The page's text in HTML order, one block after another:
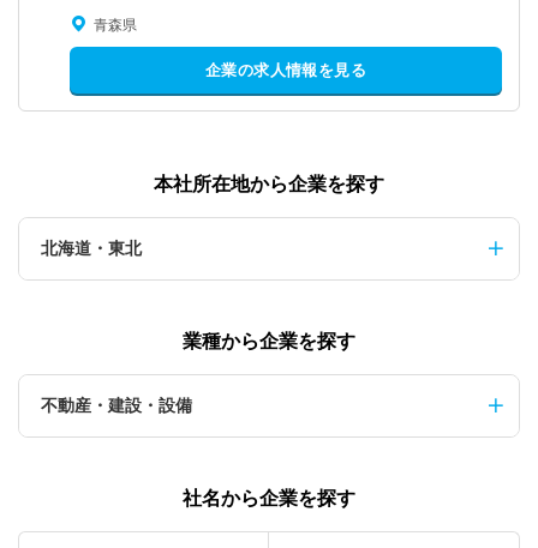
青森県
企業の求人情報を見る
本社所在地から企業を探す
北海道・東北
業種から企業を探す
不動産・建設・設備
社名から企業を探す